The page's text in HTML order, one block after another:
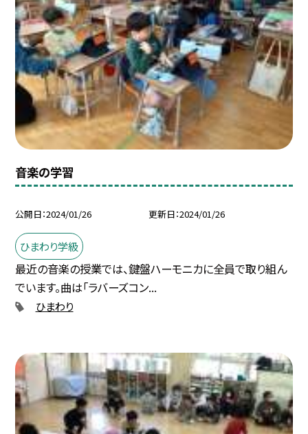
音楽の学習
公開日 2024/01/26 更新日 2024/01/26
ひまわり学級
最近の音楽の授業では、鍵盤ハーモニカに全員で取り組ん
でいます。曲は「ラバーズコン...
ひまわり